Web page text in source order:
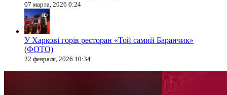
07 марта, 2026 0:24
У Харкові горів ресторан «Той самий Баранчик»
(ФОТО)
22 февраля, 2026 10:34